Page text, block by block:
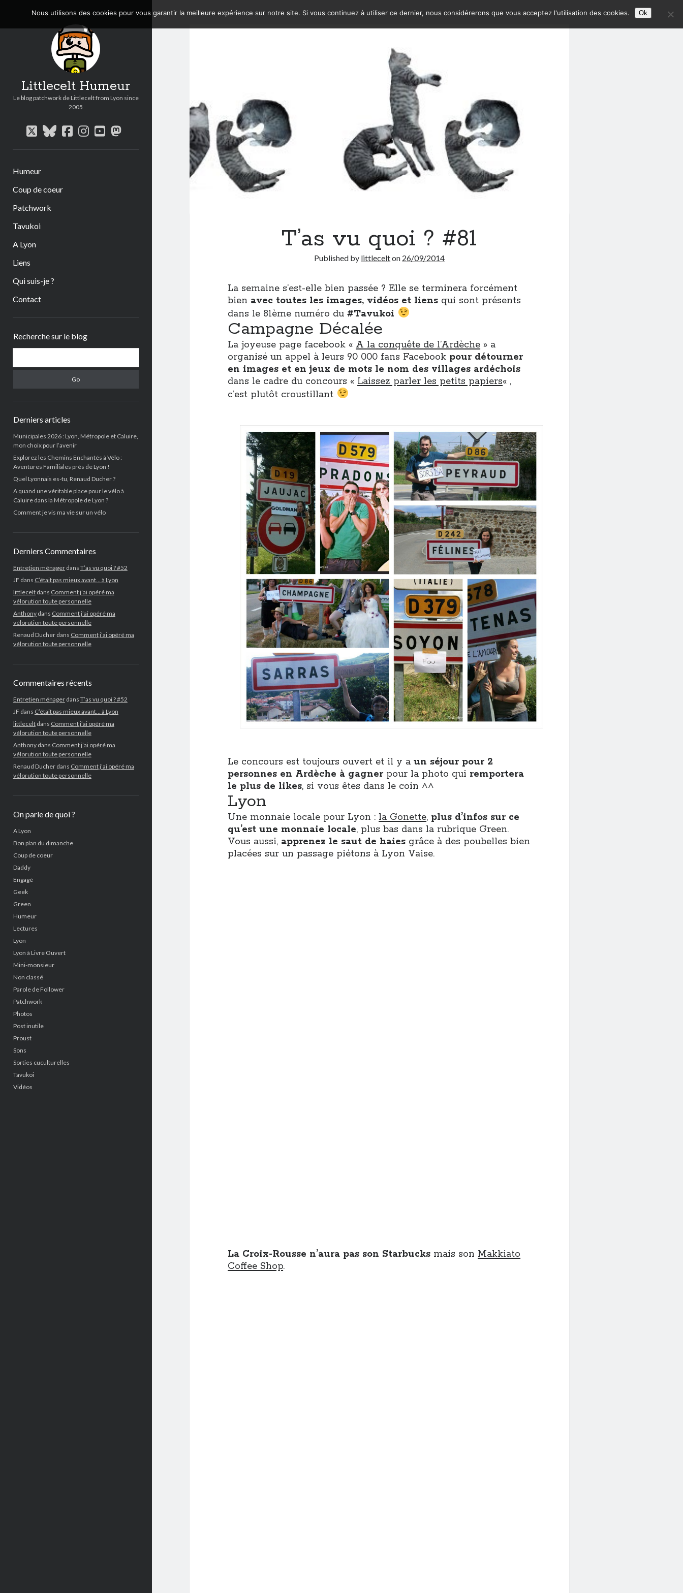
Littlecelt Humeur
Le blog patchwork de Littlecelt from Lyon since
2005
twitterbluesky
facebook
instagram
youtube
mastodon
Humeur
Coup de coeur
Patchwork
Tavukoi
A Lyon
Liens
Qui suis-je ?
Contact
Recherche sur le blog
Derniers articles
Municipales 2026 : Lyon, Métropole et Caluire,
mon choix pour l’avenir
Explorez les Chemins Enchantés à Vélo :
Aventures Familiales près de Lyon !
Quel Lyonnais es-tu, Renaud Ducher ?
A quand une véritable place pour le vélo à
Caluire dans la Métropole de Lyon ?
Comment je vis ma vie sur un vélo
Derniers Commentaires
Entretien ménagerdans T’as vu quoi ? #52
JF dans C’était pas mieux avant… à Lyon
littleceltdans Comment j’ai opéré ma
vélorution toute personnelle
Anthonydans Comment j’ai opéré ma
vélorution toute personnelle
Renaud Ducherdans Comment j’ai opéré ma
vélorution toute personnelle
Commentaires récents
Entretien ménagerdans T’as vu quoi ? #52
JF dans C’était pas mieux avant… à Lyon
littleceltdans Comment j’ai opéré ma
vélorution toute personnelle
Anthonydans Comment j’ai opéré ma
vélorution toute personnelle
Renaud Ducherdans Comment j’ai opéré ma
vélorution toute personnelle
On parle de quoi ?
A Lyon
Bon plan du dimanche
Coup de coeur
Daddy
Engagé
Geek
Green
Humeur
Lectures
Lyon
Lyon à Livre Ouvert
Mini-monsieur
Non classé
Parole de Follower
Patchwork
Photos
Post inutile
Proust
Sons
Sorties cuculturelles
Tavukoi
Vidéos
T’as vu quoi ? #81
Published by littlecelton 26/09/2014
La semaine s’est-elle bien passée ? Elle se terminera forcément
bien avec toutes les images, vidéos et liens qui sont présents
dans le 81ème numéro du#Tavukoi
Campagne Décalée
La joyeuse page facebook « A la conquête de l’Ardèche » a
organisé un appel à leurs 90 000 fans Facebook pour détourner
en images et en jeux de mots le nom des villages ardéchois
dans le cadre du concours « Laissez parler les petits papiers« ,
c’est plutôt croustillant
Le concours est toujours ouvert et il y aun séjour pour 2
personnes en Ardèche à gagner pour la photo qui remportera
le plus de likes, si vous êtes dans le coin ^^
Lyon
Une monnaie locale pour Lyon :la Gonette, plus d’infos sur ce
qu’est une monnaie locale, plus bas dans la rubrique Green.
Vous aussi, apprenez le saut de haies grâce à des poubelles bien
placées sur un passage piétons à Lyon Vaise.
La Croix-Rousse n’aura pas son Starbucks mais son Makkiato
Coffee Shop.
Nous utilisons des cookies pour vous garantir la meilleure expérience sur notre site. Si vous continuez à utiliser ce dernier, nous considérerons que vous acceptez l'utilisation des cookies. Ok